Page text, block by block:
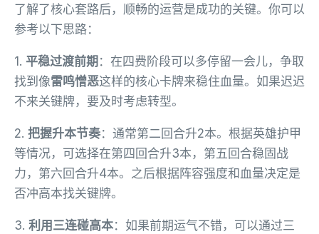
了解了核心套路后，顺畅的运营是成功的关键。你可以
参考以下思路：
1. 平稳过渡前期 ：在四费阶段可以多停留一会儿，争取
找到像雷鸣憎恶这样的核心卡牌来稳住血量。如果迟迟
不来关键牌，要及时考虑转型。
2. 把握升本节奏：通常第二回合升2本。根据英雄护甲
等情况，可选择在第四回合升3本，第五回合稳固战
力，第六回合升4本。之后根据阵容强度和血量决定是
否冲高本找关键牌。
3. 利用三连碰高本：如果前期运气不错，可以通过三